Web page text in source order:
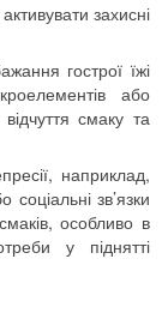
захисні
гострої їжі
або
смаку та
наприклад,
соціальні зв’язки
особливо в
у піднятті